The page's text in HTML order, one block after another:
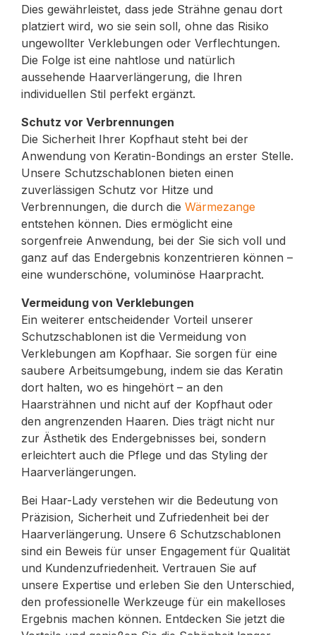
Dies gewährleistet, dass jede Strähne genau dort
platziert wird, wo sie sein soll, ohne das Risiko
ungewollter Verklebungen oder Verflechtungen.
Die Folge ist eine nahtlose und natürlich
aussehende Haarverlängerung, die Ihren
individuellen Stil perfekt ergänzt.
Schutz vor Verbrennungen
Die Sicherheit Ihrer Kopfhaut steht bei der
Anwendung von Keratin-Bondings an erster Stelle.
Unsere Schutzschablonen bieten einen
zuverlässigen Schutz vor Hitze und
Verbrennungen, die durch die Wärmezange
entstehen können. Dies ermöglicht eine
sorgenfreie Anwendung, bei der Sie sich voll und
ganz auf das Endergebnis konzentrieren können –
eine wunderschöne, voluminöse Haarpracht.
Vermeidung von Verklebungen
Ein weiterer entscheidender Vorteil unserer
Schutzschablonen ist die Vermeidung von
Verklebungen am Kopfhaar. Sie sorgen für eine
saubere Arbeitsumgebung, indem sie das Keratin
dort halten, wo es hingehört – an den
Haarsträhnen und nicht auf der Kopfhaut oder
den angrenzenden Haaren. Dies trägt nicht nur
zur Ästhetik des Endergebnisses bei, sondern
erleichtert auch die Pflege und das Styling der
Haarverlängerungen.
Bei Haar-Lady verstehen wir die Bedeutung von
Präzision, Sicherheit und Zufriedenheit bei der
Haarverlängerung. Unsere 6 Schutzschablonen
sind ein Beweis für unser Engagement für Qualität
und Kundenzufriedenheit. Vertrauen Sie auf
unsere Expertise und erleben Sie den Unterschied,
den professionelle Werkzeuge für ein makelloses
Ergebnis machen können. Entdecken Sie jetzt die